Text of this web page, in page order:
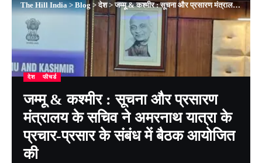
The Hill India>Blog >देश>जम्मू & कश्मीर : सूचना और प्रसारण मंत्रालय के सचिव ने अमरनाथ यात्रा के प्रचार-प्रसार के संबंध में बैठक आयोजित की
देश फीचर्ड
जम्मू & कश्मीर : सूचना और प्रसारण
मंत्रालय के सचिव ने अमरनाथ यात्रा के
प्रचार-प्रसार के संबंध में बैठक आयोजित
की